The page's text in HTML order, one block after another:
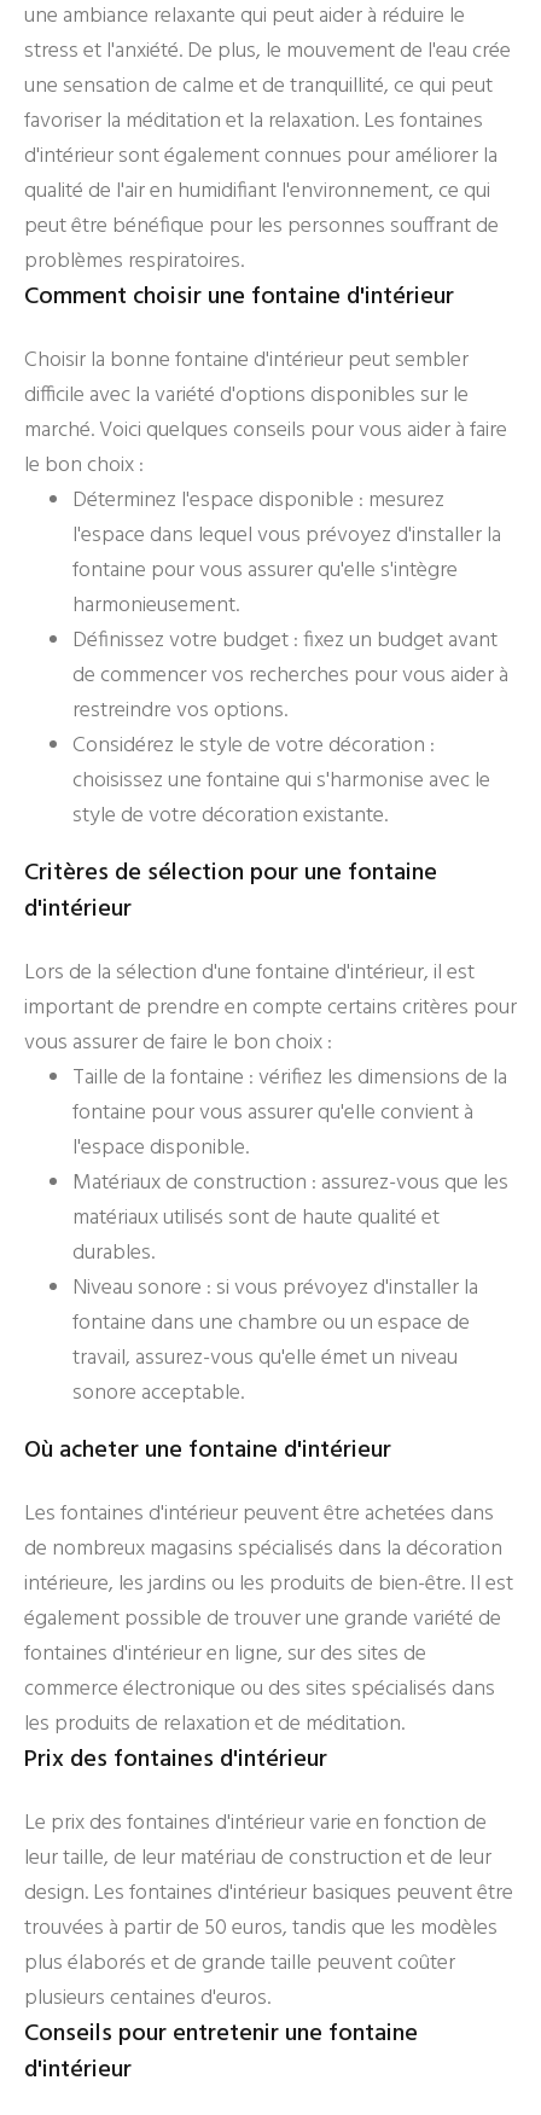
une ambiance relaxante qui peut aider à réduire le
stress et l'anxiété. De plus, le mouvement de l'eau crée
une sensation de calme et de tranquillité, ce qui peut
favoriser la méditation et la relaxation. Les fontaines
d'intérieur sont également connues pour améliorer la
qualité de l'air en humidifiant l'environnement, ce qui
peut être bénéfique pour les personnes souffrant de
problèmes respiratoires.
Comment choisir une fontaine d'intérieur
Choisir la bonne fontaine d'intérieur peut sembler
difficile avec la variété d'options disponibles sur le
marché. Voici quelques conseils pour vous aider à faire
le bon choix :
Déterminez l'espace disponible : mesurez
l'espace dans lequel vous prévoyez d'installer la
fontaine pour vous assurer qu'elle s'intègre
harmonieusement.
Définissez votre budget : fixez un budget avant
de commencer vos recherches pour vous aider à
restreindre vos options.
Considérez le style de votre décoration :
choisissez une fontaine qui s'harmonise avec le
style de votre décoration existante.
Critères de sélection pour une fontaine
d'intérieur
Lors de la sélection d'une fontaine d'intérieur, il est
important de prendre en compte certains critères pour
vous assurer de faire le bon choix :
Taille de la fontaine : vérifiez les dimensions de la
fontaine pour vous assurer qu'elle convient à
l'espace disponible.
Matériaux de construction : assurez-vous que les
matériaux utilisés sont de haute qualité et
durables.
Niveau sonore : si vous prévoyez d'installer la
fontaine dans une chambre ou un espace de
travail, assurez-vous qu'elle émet un niveau
sonore acceptable.
Où acheter une fontaine d'intérieur
Les fontaines d'intérieur peuvent être achetées dans
de nombreux magasins spécialisés dans la décoration
intérieure, les jardins ou les produits de bien-être. Il est
également possible de trouver une grande variété de
fontaines d'intérieur en ligne, sur des sites de
commerce électronique ou des sites spécialisés dans
les produits de relaxation et de méditation.
Prix des fontaines d'intérieur
Le prix des fontaines d'intérieur varie en fonction de
leur taille, de leur matériau de construction et de leur
design. Les fontaines d'intérieur basiques peuvent être
trouvées à partir de 50 euros, tandis que les modèles
plus élaborés et de grande taille peuvent coûter
plusieurs centaines d'euros.
Conseils pour entretenir une fontaine
d'intérieur